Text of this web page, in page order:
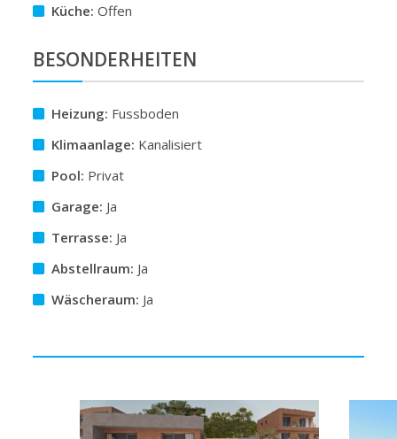
Küche: Offen
BESONDERHEITEN
Heizung: Fussboden
Klimaanlage: Kanalisiert
Pool: Privat
Garage: Ja
Terrasse: Ja
Abstellraum: Ja
Wäscheraum: Ja